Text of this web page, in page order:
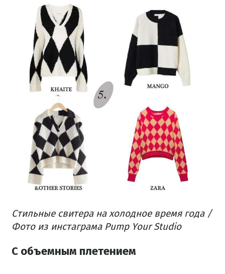
Стильные свитера на холодное время года /
Фото из инстаграма Pump Your Studio
С объемным плетением